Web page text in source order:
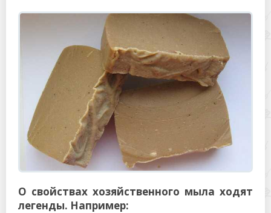
О свойствах хозяйственного мыла ходят
легенды. Например: